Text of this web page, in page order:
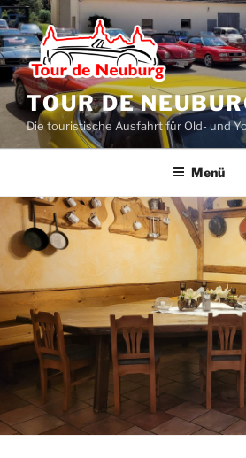
Zum
Inhalt
springen
TOUR DE
Die touristische Ausfahrt für Old- und
Menü